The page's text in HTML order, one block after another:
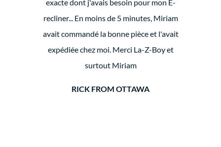
exacte dont j'avais besoin pour mon E-
recliner... En moins de 5 minutes, Miriam
avait commandé la bonne pièce et l'avait
expédiée chez moi. Merci La-Z-Boy et
surtout Miriam
RICK FROM OTTAWA